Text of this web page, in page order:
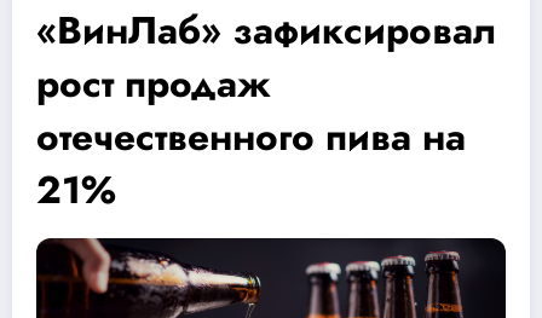
«ВинЛаб» зафиксировал
рост продаж
отечественного пива на
21%